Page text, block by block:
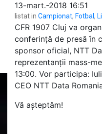
13-mart.-2018 16:51
listat in Campionat, Fotbal ,
CFR 1907 Cluj va
conferință de presă în
sponsor oficial, NTT
reprezentanții mass-
13:00. Vor participa:
CEO NTT Data
Vă așteptăm!